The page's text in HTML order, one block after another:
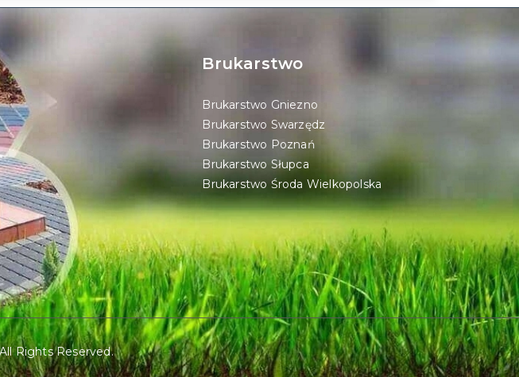
Brukarstwo
Brukarstwo Gniezno
Brukarstwo Swarzędz
Brukarstwo Poznań
Brukarstwo Słupca
Brukarstwo Środa Wielkopolska
Rights Reserved.